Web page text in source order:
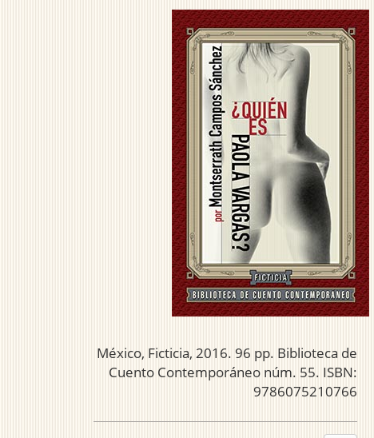
México, Ficticia, 2016. 96 pp. Biblioteca de
Cuento Contemporáneo núm. 55. ISBN:
9786075210766